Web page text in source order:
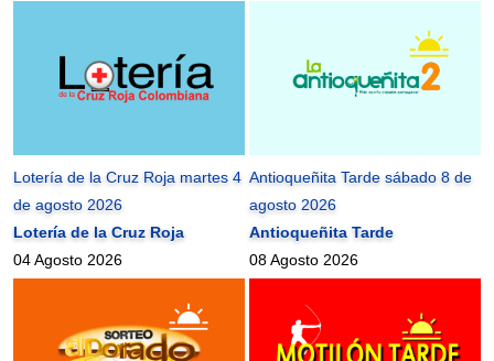
Lotería de la Cruz Roja martes 4
de agosto 2026
Lotería de la Cruz Roja
04 Agosto 2026
Antioqueñita Tarde sábado 8 de
agosto 2026
Antioqueñita Tarde
08 Agosto 2026